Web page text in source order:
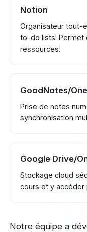
Notion
Organisateur tout-
to-do lists. Permet
ressources.
GoodNotes/
Prise de notes
synchronisation
Google Drive/
Stockage cloud
cours et y accéder
Notre équipe a